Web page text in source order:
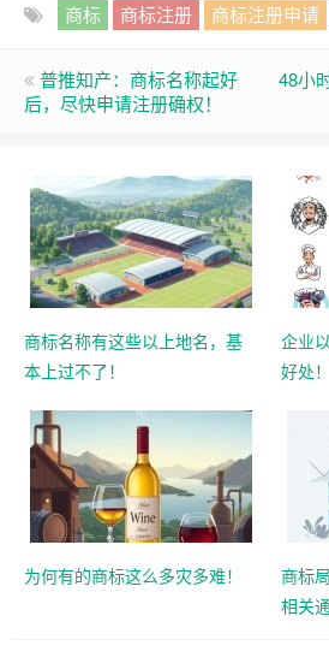
商标 商标注册 商标注册申请
普推知产：商标名称起好
后，尽快申请注册确权！
48小
商标名称有这些以上地名，基
本上过不了！
企业
好处！
为何有的商标这么多灾多难！
商标
相关